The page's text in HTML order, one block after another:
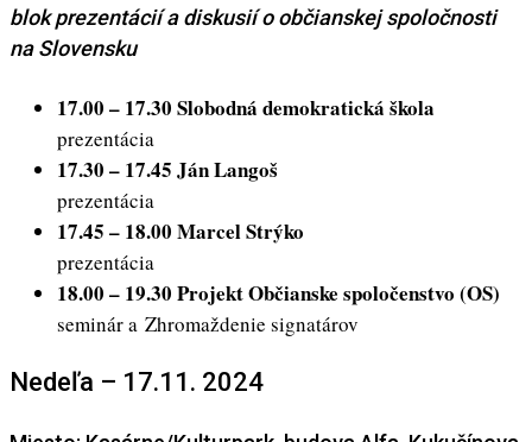
blok prezentácií a diskusií o občianskej spoločnosti
na Slovensku
17.00 – 17.30 Slobodná demokratická škola
prezentácia
17.30 – 17.45 Ján Langoš
prezentácia
17.45 – 18.00 Marcel Strýko
prezentácia
18.00 – 19.30 Projekt Občianske spoločenstvo (OS)
seminár a Zhromaždenie signatárov
Nedeľa – 17.11. 2024